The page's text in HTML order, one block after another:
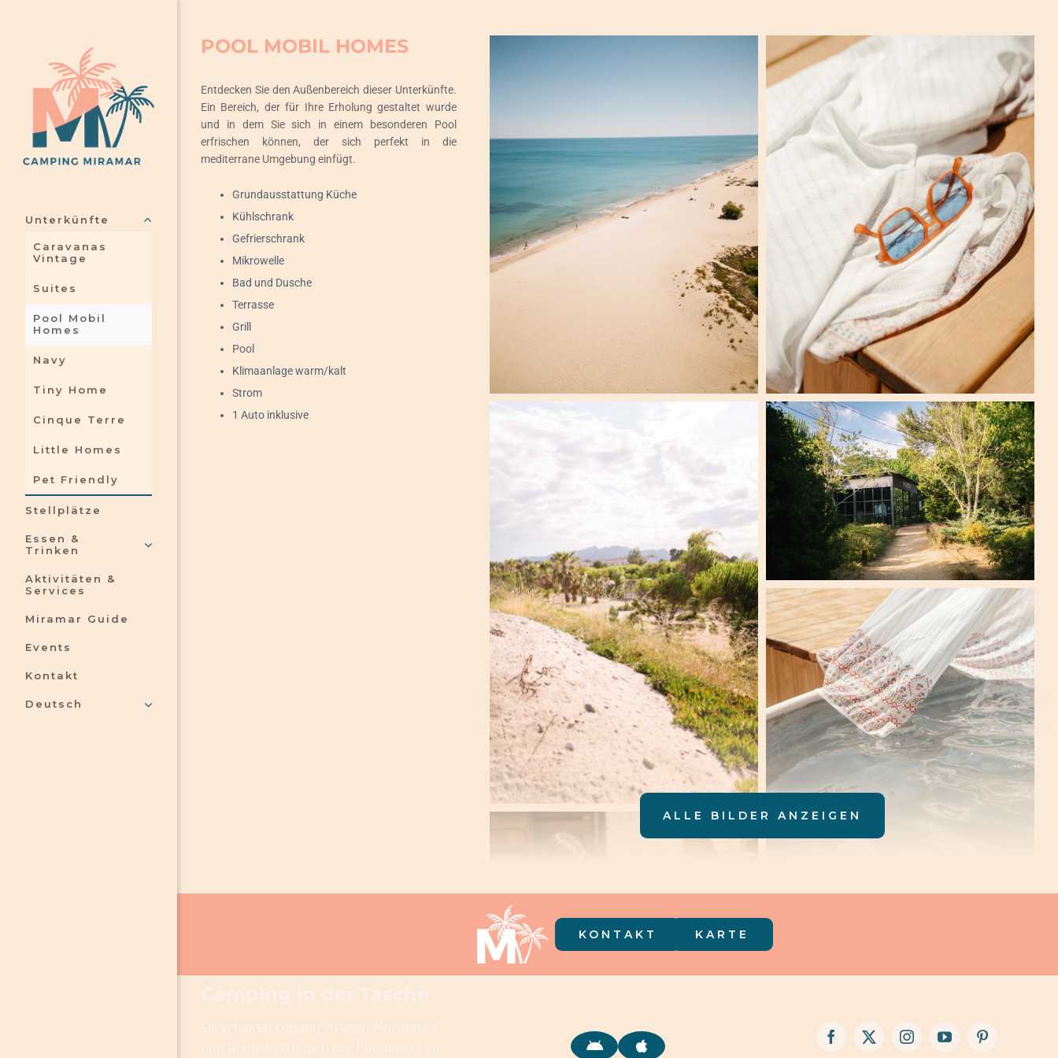
Unterkünfte
Caravanas
Vintage
Suites
Pool Mobil
Homes
Navy
Tiny Home
Cinque Terre
Little Homes
Pet Friendly
Stellplätze
Essen &
Trinken
Aktivitäten &
Services
Miramar Guide
Events
Kontakt
Deutsch
POOL MOBIL HOMES
Entdecken Sie den Außenbereich dieser Unterkünfte.
Ein Bereich, der für Ihre Erholung gestaltet wurde
und in dem Sie sich in einem besonderen Pool
erfrischen können, der sich perfekt in die
mediterrane Umgebung einfügt.
Grundausstattung Küche
Kühlschrank
Gefrierschrank
Mikrowelle
Bad und Dusche
Terrasse
Grill
Pool
Klimaanlage warm/kalt
Strom
1 Auto inklusive
ALLE BILDER ANZEIGEN
KONTAKT KARTE